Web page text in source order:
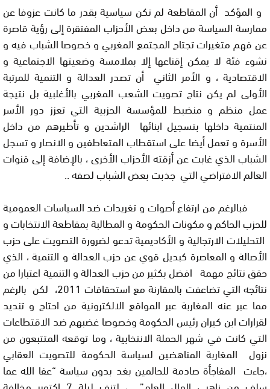
و المؤكد أن المقاطعة لم تكن سياسية بقدر ما كانت عزوفا عن
ممارسة السياسة من داخل بعض الأحزاب المفتقرة إلى رؤية قاصرة
عن فهم متغيرات تجتاح المجتمع المغربي و خصوصا الشباب فيه و
نشوء فئة لا يمكن إقناعها إلا بملامسة وضعيتها الاجتماعية و
الاقتصادية ، و الأمر الثاني أن تصدر العدالة و التنمية للمرتبة
الأولى لم يكن نتاج تصويت الشعب المغربي بالأغلبية بل نتيجة
عمل منظم و منضبط للمؤسسة الحزبية التي تعزز دور الأسر
المنتمية داخلها بتسجيل ابنائها الراشدين و تأطيرهم من داخل
الأسرة و تعمل أيضا على استقطاب المتعاطفين و الانصار و تسجل
الشباب الذي غابت عن أزقته الأحزاب الأخرى ، بالإضافة إلى قنوات
العالم الافتراضي التي جذبت بعض الشباب لصفه ..
فبالرغم من ارتفاع أصوات و تغريدات ضد السياسات العمومية
للحزب الحاكم و مكونات الحكومة و المطالبة بمقاطعة الانتخابات و
التحليلات الارتجالية و الأكاديمية تدعو لضرورة التصويت على حزب
الأصالة و المعاصرة كبديل قوي عن حزب العدالة و التنمية ، الذي
حقق نتائج مهمة افضل بكثير من حزب العدالة و التنمية اعتبارا من
نتائجه التي تضاعفت بالمقارنة مع استحقاقات 2011، لكن بالرغم
مما عبر عنه المغاربة عبر المواقع الالكترونية من احتاج و تنديد
لقرارات ابن كيران رئيس الحكومة وخصوصا غضبهم ضد الاقتطاعات
التي كانت في شهر الحملة الانتخابية ، وما توقعه المتتبعون من
نزول المغاربة المناهضين لسياسة الحكومة للتصويت العقابي
،جاءت المفاجأة صادمة للحالمين بغد بدون سياسة “عفا الله عما